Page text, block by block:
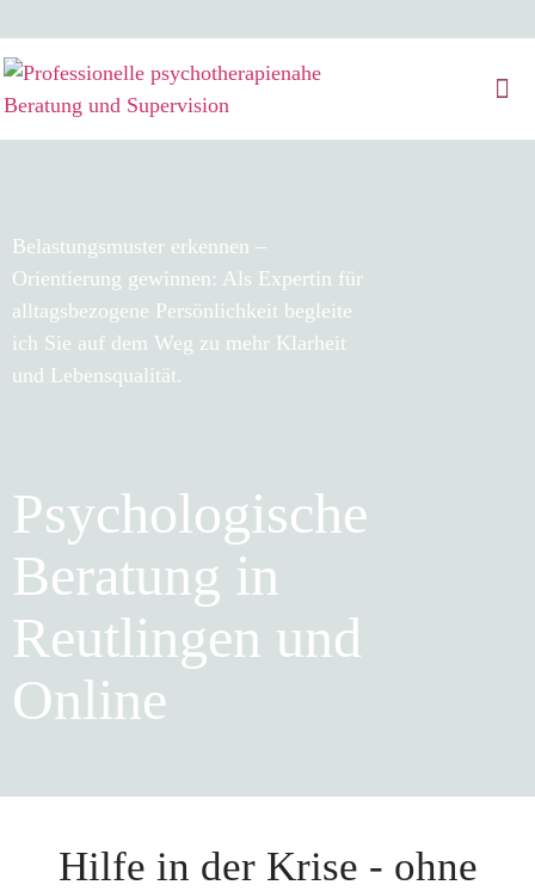
Belastungsmuster erkennen –
Orientierung gewinnen: Als Expertin für
alltagsbezogene Persönlichkeit begleite
ich Sie auf dem Weg zu mehr Klarheit
und Lebensqualität.
Psychologische
Beratung in
Reutlingen und
Online
Hilfe in der Krise - ohne